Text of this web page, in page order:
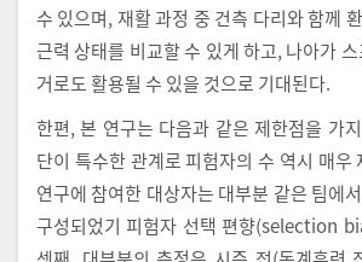
수 있으며, 재활 과정 중 건측 다리와 함께
근력 상태를 비교할 수 있게 하고, 나아가
거로도 활용될 수 있을 것으로 기대된다.
한편, 본 연구는 다음과 같은 제한점을 가
단이 특수한 관계로 피험자의 수 역시 매우
연구에 참여한 대상자는 대부분 같은 팀에
구성되었기 피험자 선택 편향(selection